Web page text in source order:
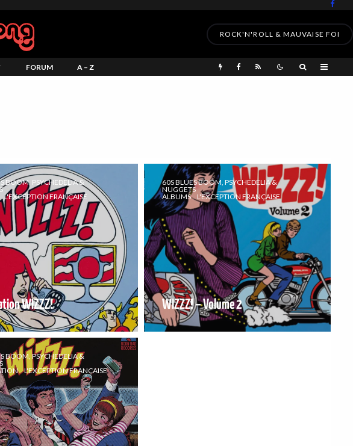
ROCK'N'ROLL & MAUVAISE FOI
FORUM A – Z
BOOM, PSYCHEDELIA &
L'EXCEPTION FRANÇAISE
WIZZZ!
60S BLUES BOOM, PSYCHEDELIA &
NUGGETS
ALBUMS
L'EXCEPTION FRANÇAISE
WIZZZ! – Volume 2
BOOM, PSYCHEDELIA &
L'EXCEPTION FRANÇAISE